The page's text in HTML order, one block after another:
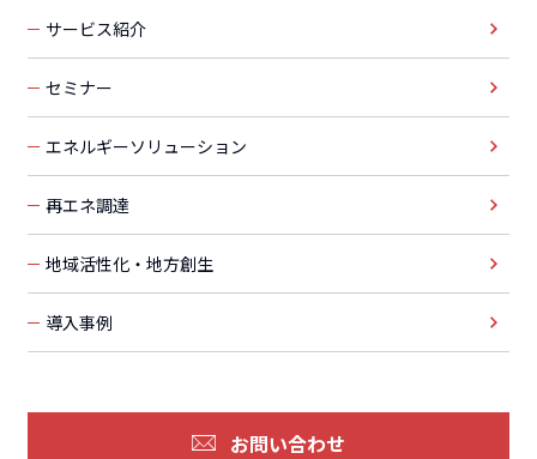
サービス紹介
セミナー
エネルギーソリューション
再エネ調達
地域活性化・地方創生
導入事例
お問い合わせ